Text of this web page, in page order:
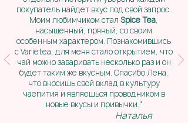
покупатель найдет вкус под свой запрос.
Моим любимчиком стал Spice Tea,
насыщенный, пряный, со своим
особенным характером. Познакомившись
с Varietea, для меня стало открытием, что
чай можно заваривать несколько раз и он
будет таким же вкусным. Спасибо Лена,
что вносишь свой вклад в культуру
чаепития и являешься проводником в
новые вкусы и привычки."
Наталья